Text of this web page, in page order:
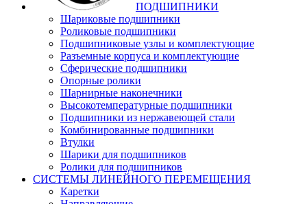
ПОДШИПНИКИ
Шариковые подшипники
Роликовые подшипники
Подшипниковые узлы и комплектующие
Разъемные корпуса и комплектующие
Сферические подшипники
Опорные ролики
Шарнирные наконечники
Высокотемпературные подшипники
Подшипники из нержавеющей стали
Комбинированные подшипники
Втулки
Шарики для подшипников
Ролики для подшипников
СИСТЕМЫ ЛИНЕЙНОГО ПЕРЕМЕЩЕНИЯ
Каретки